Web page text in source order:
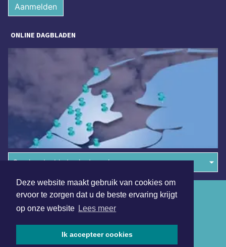
Deze website maakt gebruik van cookies om
ervoor te zorgen dat u de beste ervaring krijgt
op onze website Lees meer
Ik accepteer cookies
Aanmelden
ONLINE DAGBLADEN
Overige dagbladen in de regio
Algemene voorwaarden
Disclaimer